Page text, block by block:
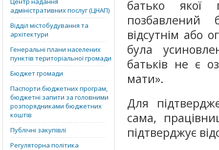
адміністративних послуг (ЦНАП)
Відділ містобудування та
архітектури
Генеральні плани населених
пунктів територіальної громади
Бюджет громади
Паспорти бюджетних програм,
бюджетні запити за головними
розпорядниками бюджетних
коштів
Публічні закупівлі
Регуляторна політика
батько якої
позбавлений
відсутнім
була
батьків не є
мати».
Для
сама,
підтверджує